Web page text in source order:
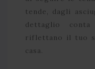
tende, dagli
dettaglio
riflettano il tuo
casa.